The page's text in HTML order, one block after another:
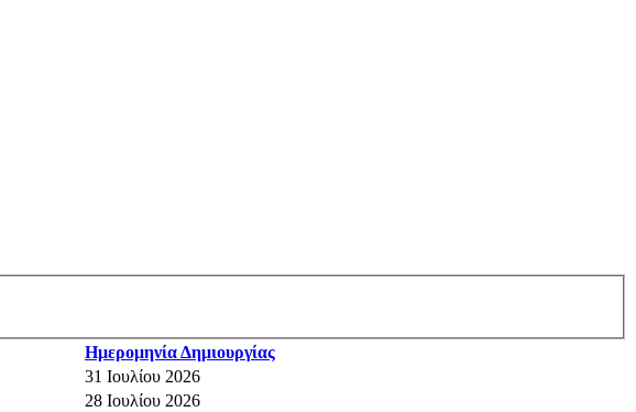
Ημερομηνία Δημιουργίας
31 Ιουλίου 2026
28 Ιουλίου 2026